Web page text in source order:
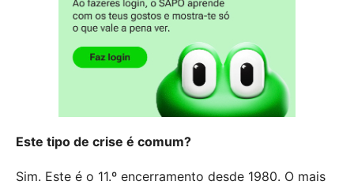
Este tipo de crise é comum?
Sim. Este é o 11.º encerramento desde 1980. O mais